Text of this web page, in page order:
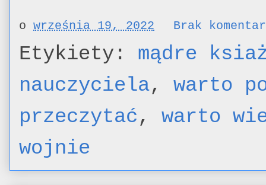
o września 19, 2022 Brak
Etykiety: mądre
nauczyciela, warto
przeczytać, warto
wojnie